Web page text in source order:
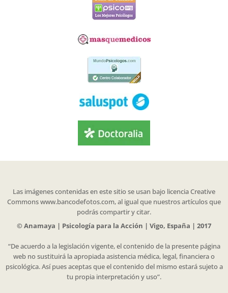
Las imágenes contenidas en este sitio se usan bajo licencia Creative
Commons www.bancodefotos.com, al igual que nuestros artículos que
podrás compartir y citar.
© Anamaya | Psicología para la Acción | Vigo, España | 2017
“De acuerdo a la legislación vigente, el contenido de la presente página
web no sustituirá la apropiada asistencia médica, legal, financiera o
psicológica. Así pues aceptas que el contenido del mismo estará sujeto a
tu propia interpretación y uso”.